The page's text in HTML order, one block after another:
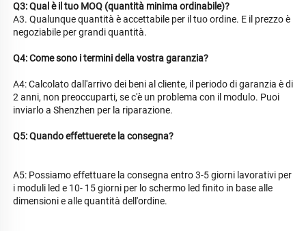
Q3: Qual è il tuo MOQ (quantità minima ordinabile)?
A3. Qualunque quantità è accettabile per il tuo ordine. E il prezzo è
negoziabile per grandi quantità.
Q4: Come sono i termini della vostra garanzia?
A4: Calcolato dall'arrivo dei beni al cliente, il periodo di garanzia è di
2 anni, non preoccuparti, se c'è un problema con il modulo. Puoi
inviarlo a Shenzhen per la riparazione.
Q5: Quando effettuerete la consegna?
A5: Possiamo effettuare la consegna entro 3-5 giorni lavorativi per
i moduli led e 10- 15 giorni per lo schermo led finito in base alle
dimensioni e alle quantità dell'ordine.